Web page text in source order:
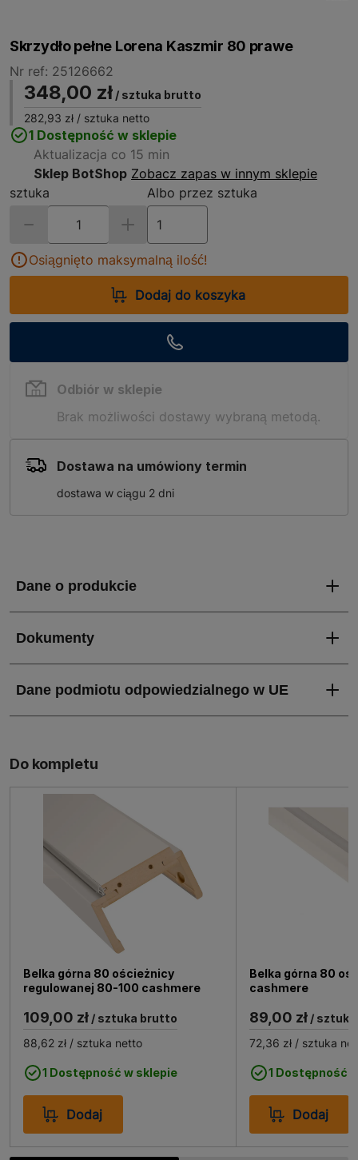
Skrzydło pełne Lorena Kaszmir 80 prawe
Nr ref: 25126662
348,00 zł / sztuka brutto
282,93 zł / sztuka netto
1 Dostępność w sklepie
Aktualizacja co 15 min
Sklep BotShop Zobacz zapas w innym sklepie
sztuka
Albo przez sztuka
Osiągnięto maksymalną ilość!
Dodaj do koszyka
Odbiór w sklepie
Brak możliwości dostawy wybraną metodą.
Dostawa na umówiony termin
dostawa w ciągu 2 dni
Do kompletu
Belka górna 80 ościeżnicy
regulowanej 80-100 cashmere
109,00 zł / sztuka brutto
88,62 zł / sztuka netto
1 Dostępność w sklepie
Dodaj
Belka górna 80
cashmere
89,00 zł/
72,36 zł/ sztuka
1 Dostępność
Dodaj